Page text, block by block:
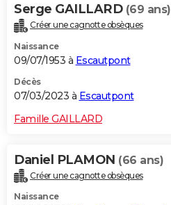
Serge GAILLARD (69 ans)
Créer une cagnotte obsèques
Naissance
09/07/1953 à Escautpont
Décès
07/03/2023 à Escautpont
Famille GAILLARD
Daniel PLAMON (66 ans)
Créer une cagnotte obsèques
Naissance